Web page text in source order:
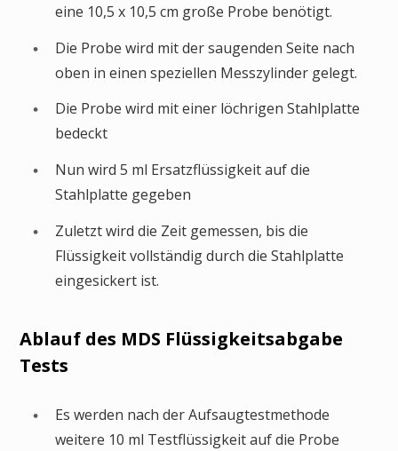
eine 10,5 x 10,5 cm große Probe benötigt.
Die Probe wird mit der saugenden Seite nach
oben in einen speziellen Messzylinder gelegt.
Die Probe wird mit einer löchrigen Stahlplatte
bedeckt
Nun wird 5 ml Ersatzflüssigkeit auf die
Stahlplatte gegeben
Zuletzt wird die Zeit gemessen, bis die
Flüssigkeit vollständig durch die Stahlplatte
eingesickert ist.
Ablauf des MDS Flüssigkeitsabgabe
Tests
Es werden nach der Aufsaugtestmethode
weitere 10 ml Testflüssigkeit auf die Probe